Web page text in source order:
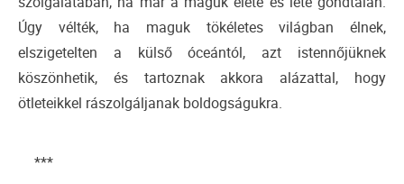
Úgy vélték, ha maguk tökéletes világban élnek,
elszigetelten a külső óceántól, azt istennőjüknek
köszönhetik, és tartoznak akkora alázattal, hogy
ötleteikkel rászolgáljanak boldogságukra.
***